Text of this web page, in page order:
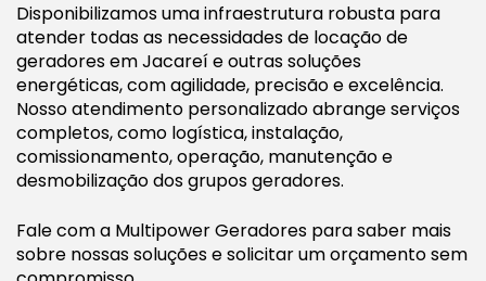
Disponibilizamos uma infraestrutura robusta para
atender todas as necessidades de locação de
geradores em Jacareí e outras soluções
energéticas, com agilidade, precisão e excelência.
Nosso atendimento personalizado abrange serviços
completos, como logística, instalação,
comissionamento, operação, manutenção e
desmobilização dos grupos geradores.
Fale com a Multipower Geradores para saber mais
sobre nossas soluções e solicitar um orçamento sem